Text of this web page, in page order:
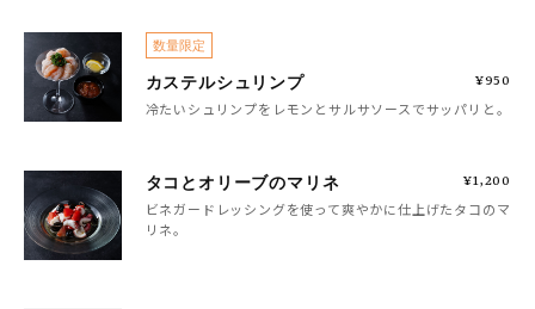
数量限定
カステルシュリンプ ¥950
冷たいシュリンプをレモンとサルサソースでサッパリと。
タコとオリーブのマリネ ¥1,200
ビネガードレッシングを使って爽やかに仕上げたタコのマ
リネ。